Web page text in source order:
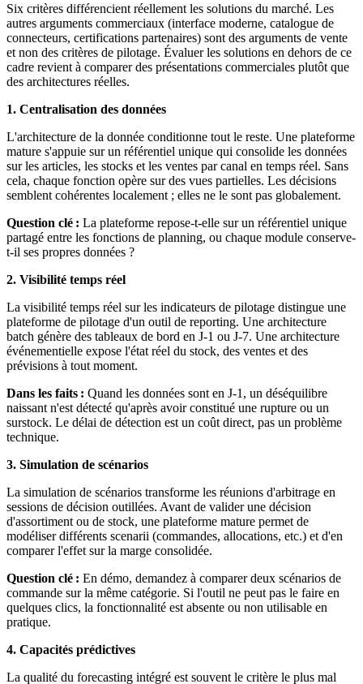
Six critères différencient réellement les solutions du marché. Les
autres arguments commerciaux (interface moderne, catalogue de
connecteurs, certifications partenaires) sont des arguments de vente
et non des critères de pilotage. Évaluer les solutions en dehors de ce
cadre revient à comparer des présentations commerciales plutôt que
des architectures réelles.
1. Centralisation des données
L'architecture de la donnée conditionne tout le reste. Une plateforme
mature s'appuie sur un référentiel unique qui consolide les données
sur les articles, les stocks et les ventes par canal en temps réel. Sans
cela, chaque fonction opère sur des vues partielles. Les décisions
semblent cohérentes localement ; elles ne le sont pas globalement.
Question clé : La plateforme repose-t-elle sur un référentiel unique
partagé entre les fonctions de planning, ou chaque module conserve-
t-il ses propres données ?
2. Visibilité temps réel
La visibilité temps réel sur les indicateurs de pilotage distingue une
plateforme de pilotage d'un outil de reporting. Une architecture
batch génère des tableaux de bord en J-1 ou J-7. Une architecture
événementielle expose l'état réel du stock, des ventes et des
prévisions à tout moment.
Dans les faits : Quand les données sont en J-1, un déséquilibre
naissant n'est détecté qu'après avoir constitué une rupture ou un
surstock. Le délai de détection est un coût direct, pas un problème
technique.
3. Simulation de scénarios
La simulation de scénarios transforme les réunions d'arbitrage en
sessions de décision outillées. Avant de valider une décision
d'assortiment ou de stock, une plateforme mature permet de
modéliser différents scenarii (commandes, allocations, etc.) et d'en
comparer l'effet sur la marge consolidée.
Question clé : En démo, demandez à comparer deux scénarios de
commande sur la même catégorie. Si l'outil ne peut pas le faire en
quelques clics, la fonctionnalité est absente ou non utilisable en
pratique.
4. Capacités prédictives
La qualité du forecasting intégré est souvent le critère le plus mal